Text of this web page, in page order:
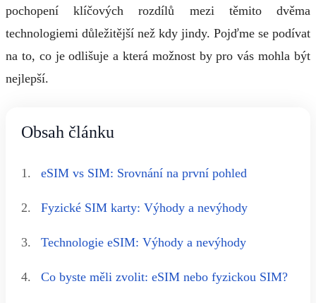
pochopení klíčových rozdílů mezi těmito dvěma
technologiemi důležitější než kdy jindy. Pojďme se podívat
na to, co je odlišuje a která možnost by pro vás mohla být
nejlepší.
Obsah článku
1. eSIM vs SIM: Srovnání na první pohled
2. Fyzické SIM karty: Výhody a nevýhody
3. Technologie eSIM: Výhody a nevýhody
4. Co byste měli zvolit: eSIM nebo fyzickou SIM?